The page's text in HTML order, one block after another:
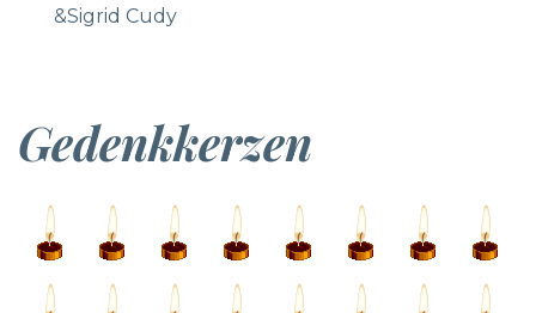
&Sigrid Cudy
Gedenkkerzen